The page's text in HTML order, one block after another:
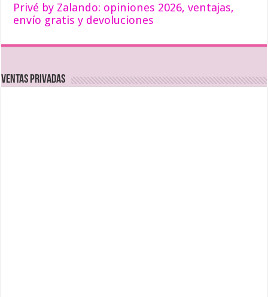
Privé by Zalando: opiniones 2026, ventajas,
envío gratis y devoluciones
Ventas Privadas